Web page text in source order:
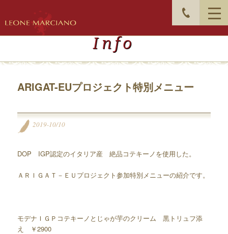
Info
ARIGAT-EUプロジェクト特別メニュー
2019-10/10
DOP IGP認定のイタリア産 絶品コテキーノを使用した。
ＡＲＩＧＡＴ－ＥＵプロジェクト参加特別メニューの紹介です。
モデナＩＧＰコテキーノとじゃが芋のクリーム 黒トリュフ添
え ￥2900